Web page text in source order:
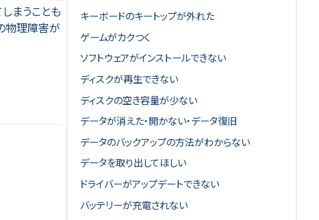
まうことも
物理障害が
キーボードのキートップが外れた
ゲームがカクつく
ソフトウェアがインストールできない
ディスクが再生できない
ディスクの空き容量が少ない
データが消えた・開かない・データ復旧
データのバックアップの方法がわからない
データを取り出してほしい
ドライバーがアップデートできない
バッテリーが充電されない